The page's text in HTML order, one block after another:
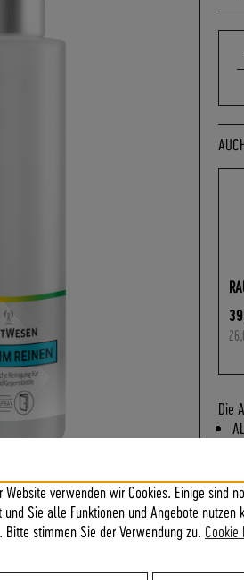
Website verwenden wir Cookies. Einige sind
Sie alle Funktionen und Angebote
Bitte stimmen Sie der Verwendung zu. Cookie
Die